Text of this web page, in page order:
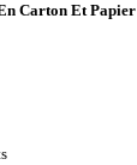
Carton Et Papier